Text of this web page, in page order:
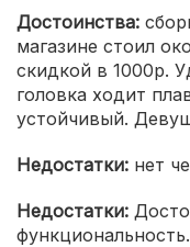
Достоинства:
магазине стоил
скидкой в 1000р.
головка ходит
устойчивый.
Недостатки: нет
Недостатки: